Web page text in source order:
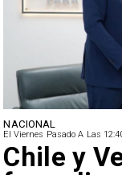
NACIONAL
El Viernes Pasado A Las
Feriantes